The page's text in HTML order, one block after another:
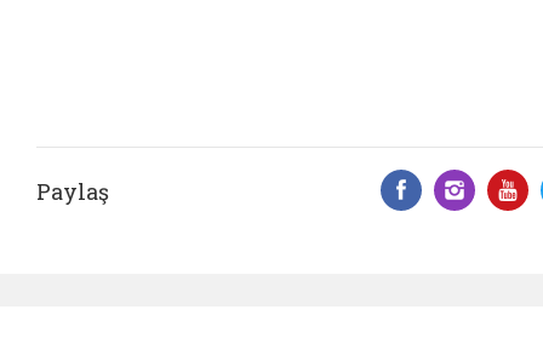
Paylaş